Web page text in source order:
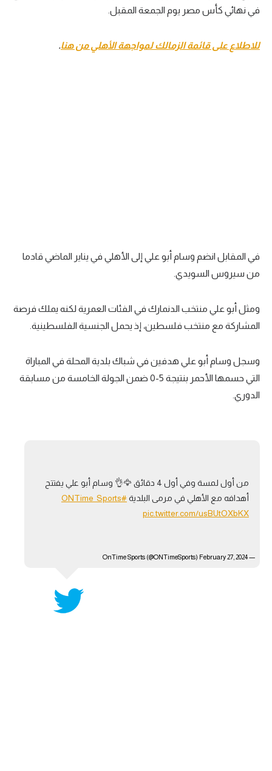
كويز في الجول
فيديو في الجول
في نهائي كأس مصر يوم الجمعة المقبل.
للاطلاع على قائمة الزمالك لمواجهة الأهلي من هنا.
في المقابل انضم وسام أبو علي إلى الأهلي في يناير الماضي قادما
من سيروس السويدي.
ومثل أبو علي منتخب الدنمارك في الفئات العمرية لكنه يملك فرصة
المشاركة مع منتخب فلسطين، إذ يحمل الجنسية الفلسطينية.
وسجل وسام أبو علي هدفين في شباك بلدية المحلة في المباراة
التي حسمها الأحمر بنتيجة 5-0 ضمن الجولة الخامسة من مسابقة
الدوري.
من أول لمسة وفي أول 4 دقائق 🦅👌 وسام أبو علي يفتتح
أهدافه مع الأهلي في مرمى البلدية#ONTime_Sports
pic.twitter.com/usBUtOXbKX
— OnTime Sports (@ONTimeSports)
February 27, 2024